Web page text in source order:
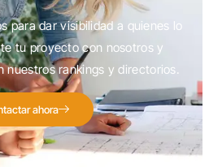
para dar visibilidad a quienes lo
tu proyecto con nosotros y
nuestros rankings y directorios.
ahora